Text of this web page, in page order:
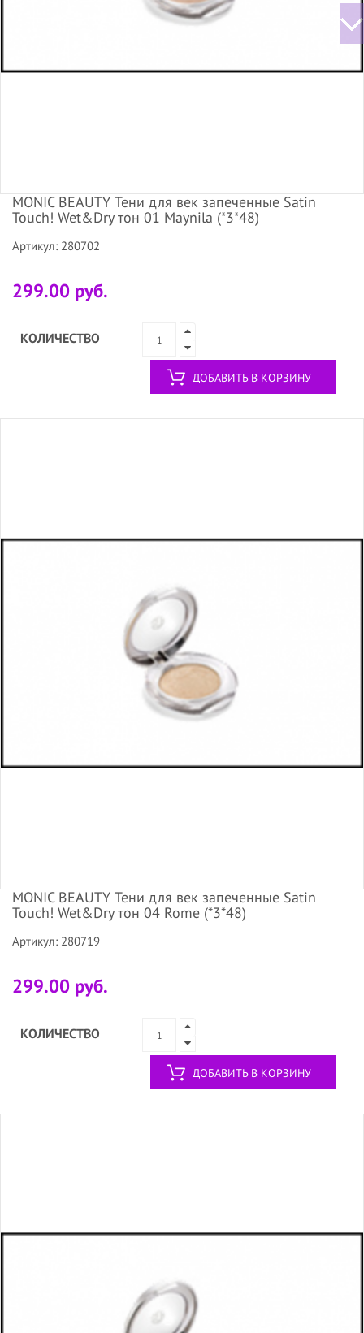
MONIC BEAUTY Тени для век запеченные Satin
Touch! Wet&Dry тон 01 Maynila (*3*48)
Артикул: 280702
299.00 руб.
КОЛИЧЕСТВО
ДОБАВИТЬ В КОРЗИНУ
MONIC BEAUTY Тени для век запеченные Satin
Touch! Wet&Dry тон 04 Rome (*3*48)
Артикул: 280719
299.00 руб.
КОЛИЧЕСТВО
ДОБАВИТЬ В КОРЗИНУ